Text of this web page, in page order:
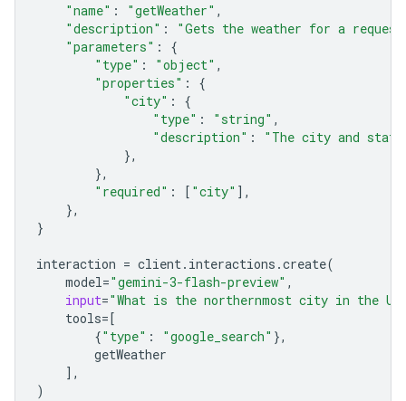
"name" : "getWeather" ,
"description" :
"Gets the weather for a
"parameters" :
{
"type" : "object" ,
"properties" :
{
"city" :
{
"type" : "string" ,
"description" :
"The city and
},
},
"required" : [ "city" ],
},
}
interaction = client. interactions .create(
model="gemini-3-flash-preview" ,
input="What is the northernmost city in the
tools=[
{"type" : "google_search" },
getWeather
],
)